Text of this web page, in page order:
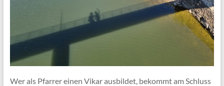
Wer als Pfarrer einen Vikar ausbildet, bekommt am Schluss